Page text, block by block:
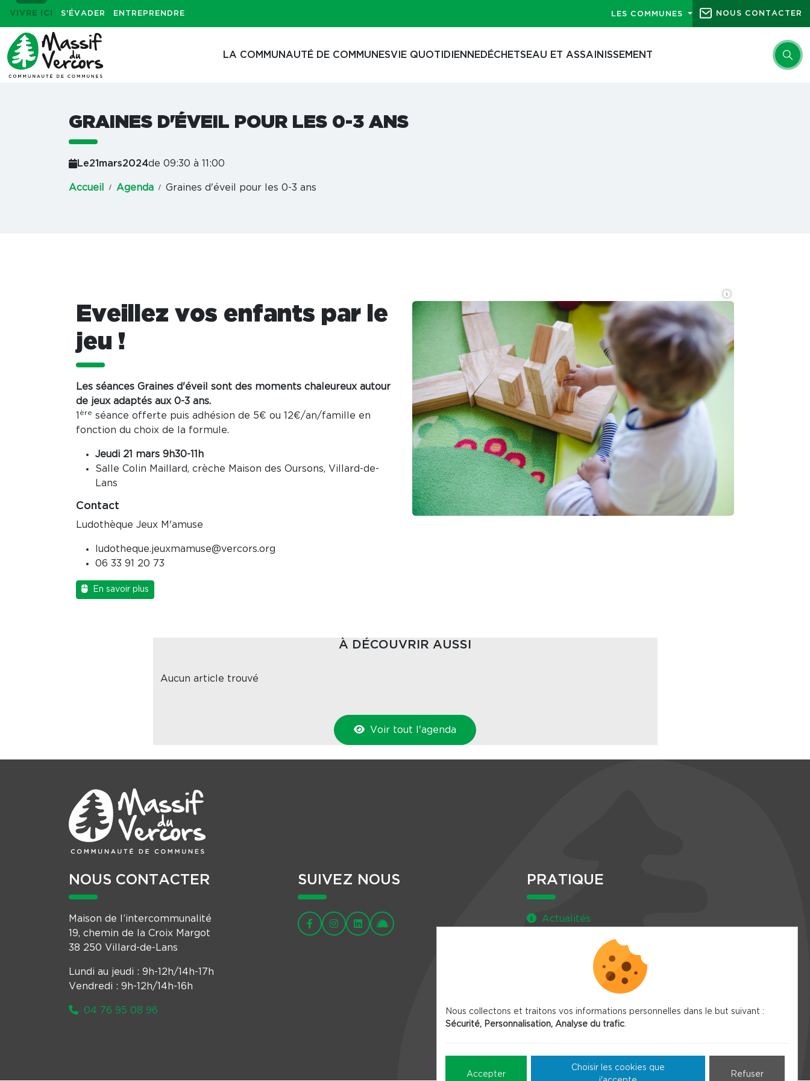
VIVRE ICI S'ÉVADER ENTREPRENDRE LES COMMUNES NOUS CONTACTER
LA COMMUNAUTÉ DE COMMUNESVIE QUOTIDIENNEDÉCHETS EAU ET ASSAINISSEMENT
GRAINES D'ÉVEIL POUR LES 0-3 ANS
Le21 mars2024de 09:30 à 11:00
Accueil Agenda Graines d'éveil pour les 0-3 ans
Eveillez vos enfants par le
jeu !
Les séances Graines d'éveil sont des moments chaleureux autour
de jeux adaptés aux 0-3 ans.
1 ère séance offerte puis adhésion de 5€ ou 12€/an/famille en
fonction du choix de la formule.
Jeudi 21 mars 9h30-11h
Salle Colin Maillard, crèche Maison des Oursons, Villard-de-
Lans
Contact
Ludothèque Jeux M'amuse
ludotheque.jeuxmamuse@vercors.org
06 33 91 20 73
En savoir plus
À DÉCOUVRIR AUSSI
Aucun article trouvé
Voir tout l'agenda
NOUS CONTACTER
Maison de l’intercommunalité
19, chemin de la Croix Margot
38 250 Villard-de-Lans
Lundi au jeudi : 9h-12h/14h-17h
Vendredi : 9h-12h/14h-16h
04 76 95 08 96
SUIVEZ NOUS PRATIQUE
Actualités
Newsletter
Nous collectons et traitons vos informations personnelles dans le but suivant :
Sécurité, Personnalisation, Analyse du trafic.
Accepter Refuser
Choisir les cookies que